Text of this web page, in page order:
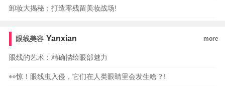
卸妆大揭秘：打造零残留美妆战场!
眼线美容 Yanxian more
眼线的艺术：精确描绘眼部魅力
👀惊！眼线虫入侵，它们在人类眼睛里会发生啥？!